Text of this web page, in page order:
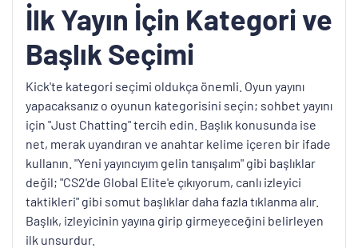
İlk Yayın İçin Kategori ve
Başlık Seçimi
Kick'te kategori seçimi oldukça önemli. Oyun yayını
yapacaksanız o oyunun kategorisini seçin; sohbet yayını
için "Just Chatting" tercih edin. Başlık konusunda ise
net, merak uyandıran ve anahtar kelime içeren bir ifade
kullanın. "Yeni yayıncıyım gelin tanışalım" gibi başlıklar
değil; "CS2'de Global Elite'e çıkıyorum, canlı izleyici
taktikleri" gibi somut başlıklar daha fazla tıklanma alır.
Başlık, izleyicinin yayına girip girmeyeceğini belirleyen
ilk unsurdur.